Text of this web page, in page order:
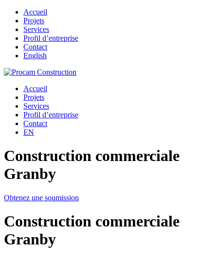
Accueil
Projets
Services
Profil d’entreprise
Contact
English
Accueil
Projets
Services
Profil d’entreprise
Contact
EN
Construction commerciale
Granby
Obtenez une soumission
Construction commerciale
Granby